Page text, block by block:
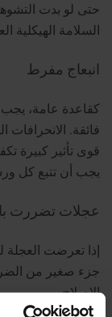
حتى لو بدت
السلامة الهيكلية
انبعاج مفرط
كقاعدة عامة، يجب
فائقة.
قوى تأثير كبيرة
يجب أن تتبع كل
عجلات تضررت
إذا تعرضت العجلة
جزء صغير من الضرر.
الإصلاح.